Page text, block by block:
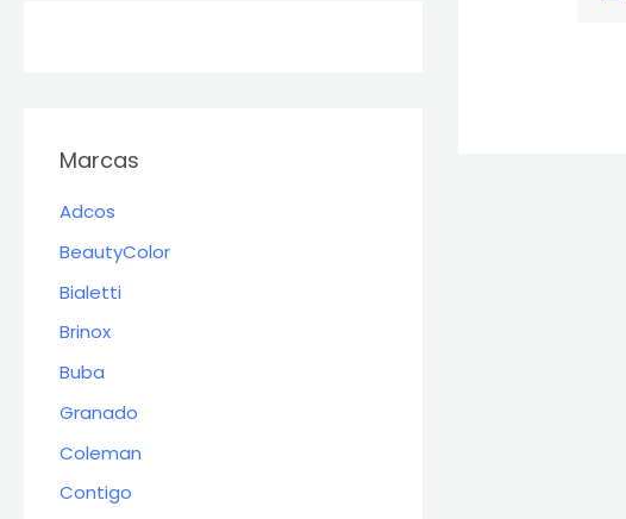
Marcas
Adcos
BeautyColor
Bialetti
Brinox
Buba
Granado
Coleman
Contigo